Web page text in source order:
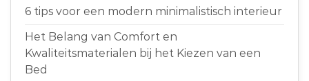
6 tips voor een modern minimalistisch interieur
Het Belang van Comfort en
Kwaliteitsmaterialen bij het Kiezen van een
Bed